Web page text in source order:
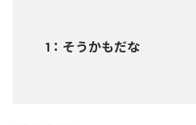
1 ： そうかもだな